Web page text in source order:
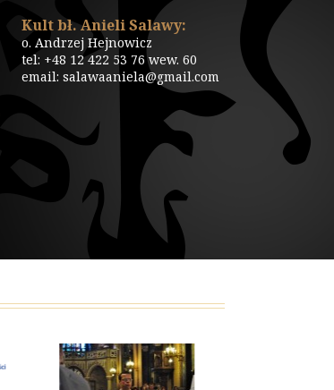
Kult bł. Anieli Salawy:
o. Andrzej Hejnowicz
tel: +48 12 422 53 76 wew. 60
email: salawaaniela@gmail.com